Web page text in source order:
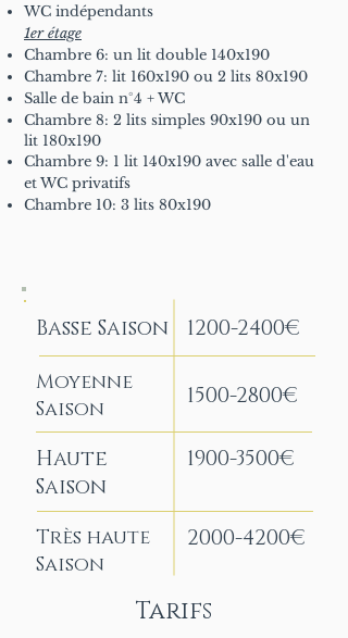
WC indépendants
1er étage
Chambre 6: un lit double 140x190
Chambre 7: lit 160x190 ou 2 lits 80x190
Salle de bain n°4 + WC
Chambre 8: 2 lits simples 90x190 ou un
lit 180x190
Chambre 9: 1 lit 140x190 avec salle d'eau
et WC privatifs
Chambre 10: 3 lits 80x190
Basse Saison 1200-2400€
Moyenne
Saison
1500-2800€
Haute
Saison
1900-3500€
Très haute
Saison
2000-4200€
Tarifs